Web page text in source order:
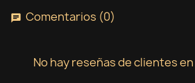
chat Comentarios (0)
No hay reseñas de clientes